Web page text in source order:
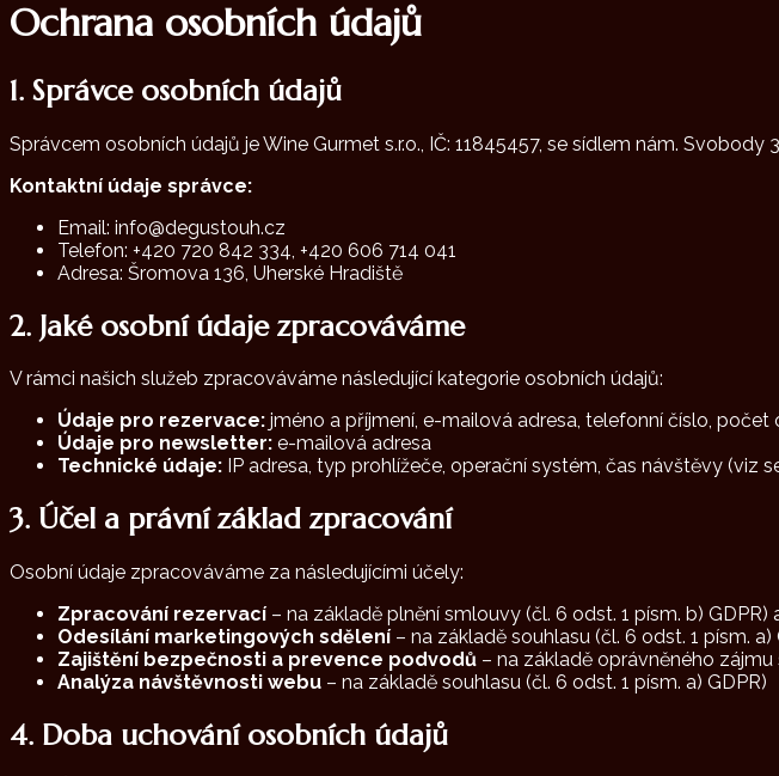
Ochrana osobních údajů
1. Správce osobních údajů
Správcem osobních údajů je Wine Gurmet s.r.o., IČ: 11845457, se sídlem nám. Svobody
Kontaktní údaje správce:
Email: info@degustouh.cz
Telefon: +420 720 842 334, +420 606 714 041
Adresa: Šromova 136, Uherské Hradiště
2. Jaké osobní údaje zpracováváme
V rámci našich služeb zpracováváme následující kategorie osobních údajů:
Údaje pro rezervace: jméno a příjmení, e-mailová adresa, telefonní číslo,
Údaje pro newsletter: e-mailová adresa
Technické údaje: IP adresa, typ prohlížeče, operační systém, čas návštěvy (viz
3. Účel a právní základ zpracování
Osobní údaje zpracováváme za následujícími účely:
Zpracování rezervací – na základě plnění smlouvy (čl. 6 odst. 1 písm. b)
Odesílání marketingových sdělení – na základě souhlasu (čl. 6 odst. 1 písm. a)
Zajištění bezpečnosti a prevence podvodů – na základě oprávněného
Analýza návštěvnosti webu – na základě souhlasu (čl. 6 odst. 1 písm. a) GDPR)
4. Doba uchování osobních údajů